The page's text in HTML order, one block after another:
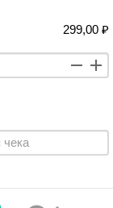
299,00 ₽